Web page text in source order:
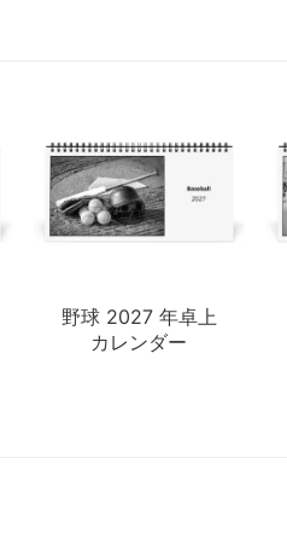
野球 2027 年卓上
カレンダー